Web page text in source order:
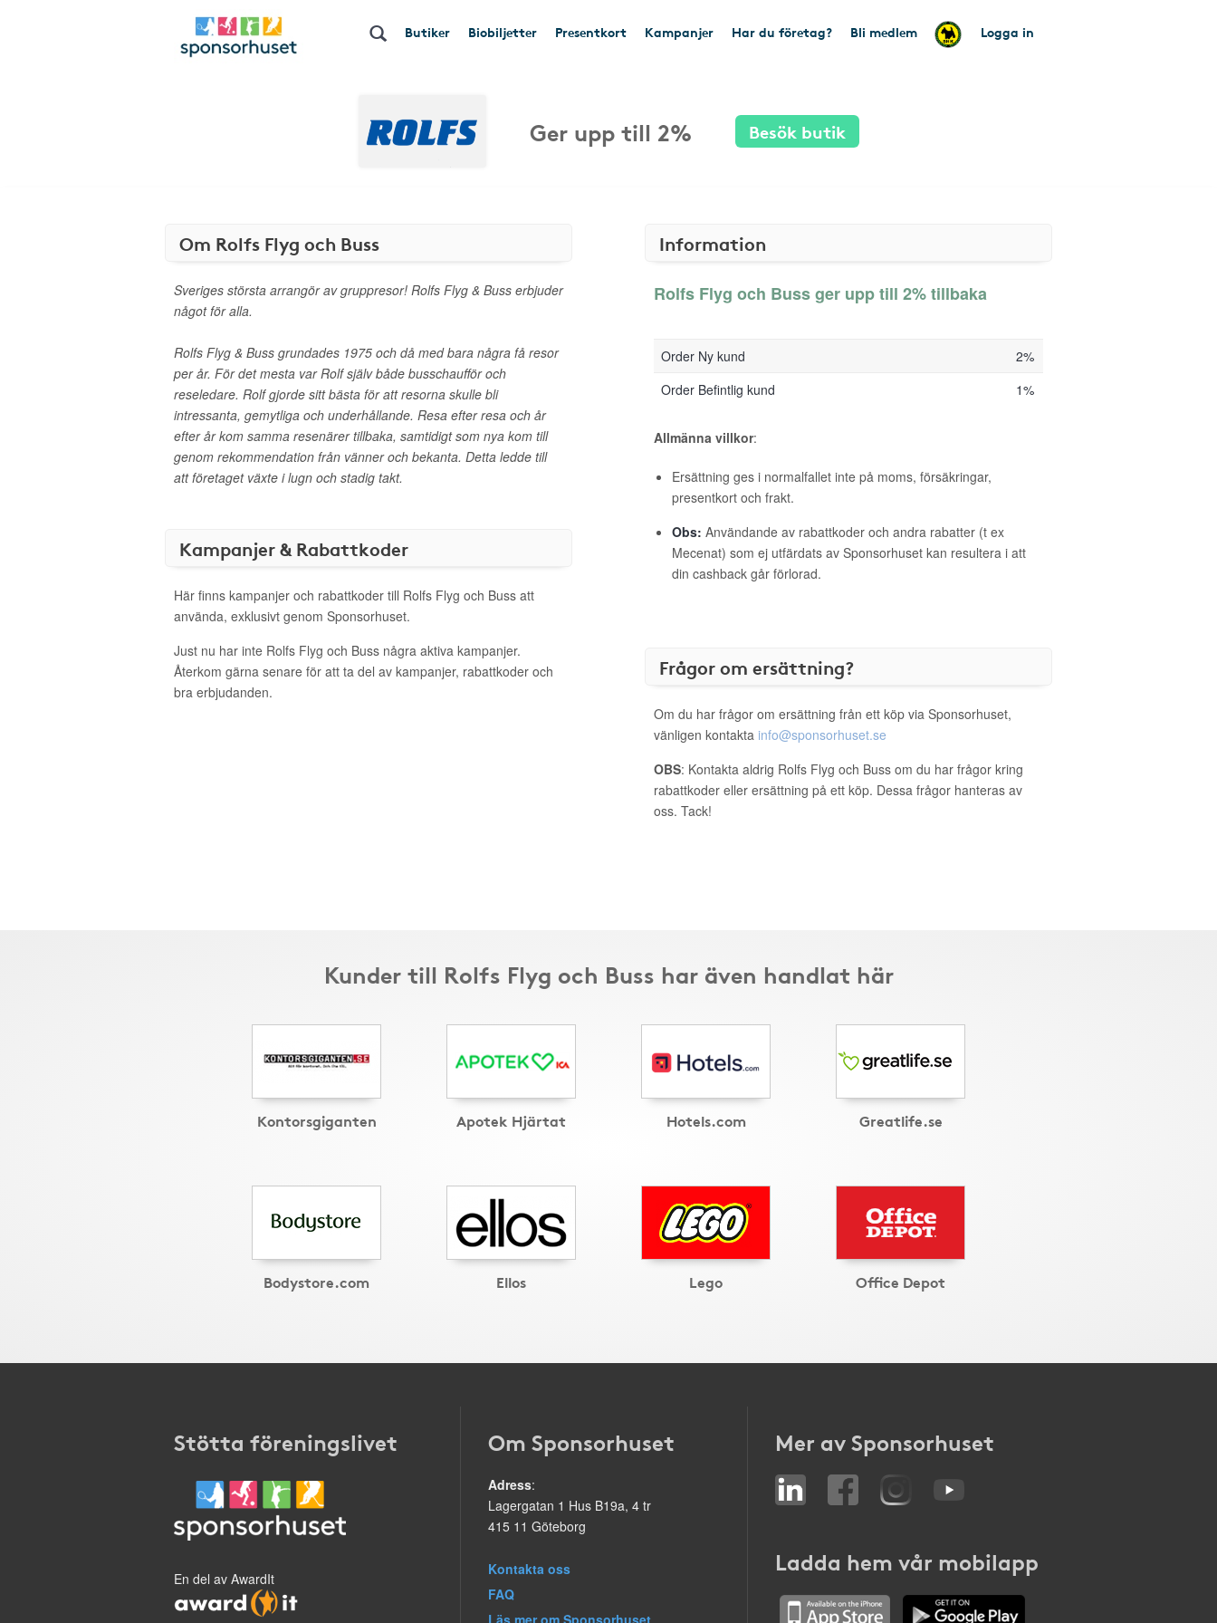
Butiker Biobiljetter Presentkort Kampanjer Har du företag? Bli medlem Logga in
Ger upp till 2% Besök butik
Om Rolfs Flyg och Buss
Sveriges största arrangör av gruppresor! Rolfs Flyg & Buss erbjuder
något för alla.
Rolfs Flyg & Buss grundades 1975 och då med bara några få resor
per år. För det mesta var Rolf själv både busschaufför och
reseledare. Rolf gjorde sitt bästa för att resorna skulle bli
intressanta, gemytliga och underhållande. Resa efter resa och år
efter år kom samma resenärer tillbaka, samtidigt som nya kom till
genom rekommendation från vänner och bekanta. Detta ledde till
att företaget växte i lugn och stadig takt.
Kampanjer & Rabattkoder
Här finns kampanjer och rabattkoder till Rolfs Flyg och Buss att
använda, exklusivt genom Sponsorhuset.
Just nu har inte Rolfs Flyg och Buss några aktiva kampanjer.
Återkom gärna senare för att ta del av kampanjer, rabattkoder och
bra erbjudanden.
Information
Rolfs Flyg och Buss ger upp till 2% tillbaka
Order Ny kund
2%
Order Befintlig kund
1%
Allmänna villkor:
Ersättning ges i normalfallet inte på moms, försäkringar,
presentkort och frakt.
Obs: Användande av rabattkoder och andra rabatter (t ex
Mecenat) som ej utfärdats av Sponsorhuset kan resultera i att
din cashback går förlorad.
Frågor om ersättning?
Om du har frågor om ersättning från ett köp via Sponsorhuset,
vänligen kontakta info@sponsorhuset.se
OBS: Kontakta aldrig Rolfs Flyg och Buss om du har frågor kring
rabattkoder eller ersättning på ett köp. Dessa frågor hanteras av
oss. Tack!
Kunder till Rolfs Flyg och Buss har även handlat här
Kontorsgiganten Apotek Hjärtat Hotels.com Greatlife.se
Bodystore.com Ellos Lego Office Depot
Stötta föreningslivet
En del av AwardIt
Om Sponsorhuset
Adress:
Lagergatan 1 Hus B19a, 4 tr
415 11 Göteborg
Kontakta oss
FAQ
Läs mer om Sponsorhuset
Mer av Sponsorhuset
Ladda hem vår mobilapp